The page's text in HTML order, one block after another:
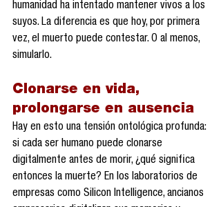
humanidad ha intentado mantener vivos a los
suyos. La diferencia es que hoy, por primera
vez, el muerto puede contestar. O al menos,
simularlo.
Clonarse en vida,
prolongarse en ausencia
Hay en esto una tensión ontológica profunda:
si cada ser humano puede clonarse
digitalmente antes de morir, ¿qué significa
entonces la muerte? En los laboratorios de
empresas como Silicon Intelligence, ancianos